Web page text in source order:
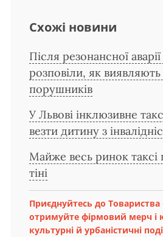
Схожі новини
Після резонансної
розповіли, як виявляють
порушників
У Львові інклюзивне
везти дитину з
Майже весь ринок таксі
тіні
Приєднуйтесь до
отримуйте фірмовий мерч і
культурні й урбаністичні